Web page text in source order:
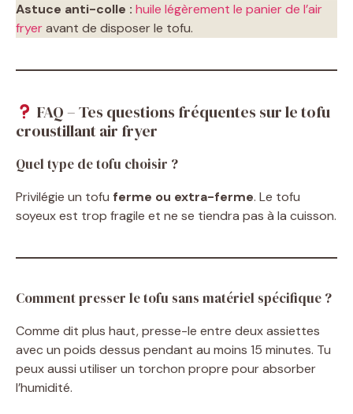
Astuce anti-colle : huile légèrement le panier de l’air
fryeravant de disposer le tofu.
FAQ – Tes questions fréquentes sur le tofu
croustillant air fryer
Quel type de tofu choisir ?
Privilégie un tofu ferme ou extra-ferme. Le tofu
soyeux est trop fragile et ne se tiendra pas à la cuisson.
Comment presser le tofu sans matériel spécifique ?
Comme dit plus haut, presse-le entre deux assiettes
avec un poids dessus pendant au moins 15 minutes. Tu
peux aussi utiliser un torchon propre pour absorber
l’humidité.